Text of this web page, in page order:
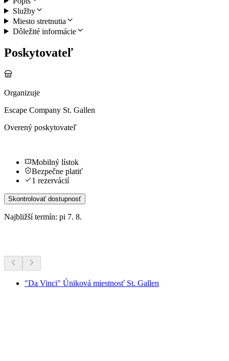
Služby
Miesto stretnutia
Dôležité informácie
Poskytovateľ
Organizuje
Escape Company St. Gallen
Overený poskytovateľ
Mobilný lístok
Bezpečne platiť
1 rezervácií
Skontrolovať dostupnosť
Najbližší termín: pi 7. 8.
"Da Vinci" Úniková miestnosť St. Gallen